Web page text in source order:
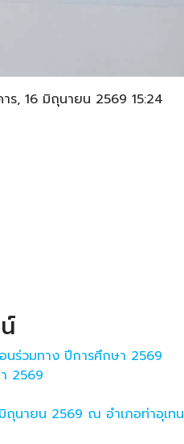
, 16 มิถุนายน 2569 15:24
นร่วมทาง ปีการศึกษา 2569
2569
ถุนายน 2569 ณ อำเภอท่าอุเทน